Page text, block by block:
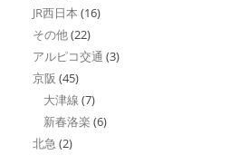
JR西日本 (16)
その他(22)
アルピコ交通 (3)
京阪 (45)
大津線 (7)
新春洛楽 (6)
北急 (2)